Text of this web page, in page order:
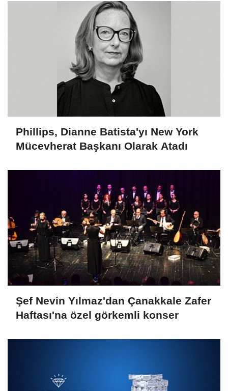
Phillips, Dianne Batista'yı New York
Mücevherat Başkanı Olarak Atadı
Şef Nevin Yılmaz'dan Çanakkale Zafer
Haftası'na özel görkemli konser